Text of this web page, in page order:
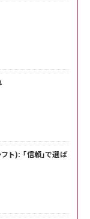
ト): 「信頼」で選ば